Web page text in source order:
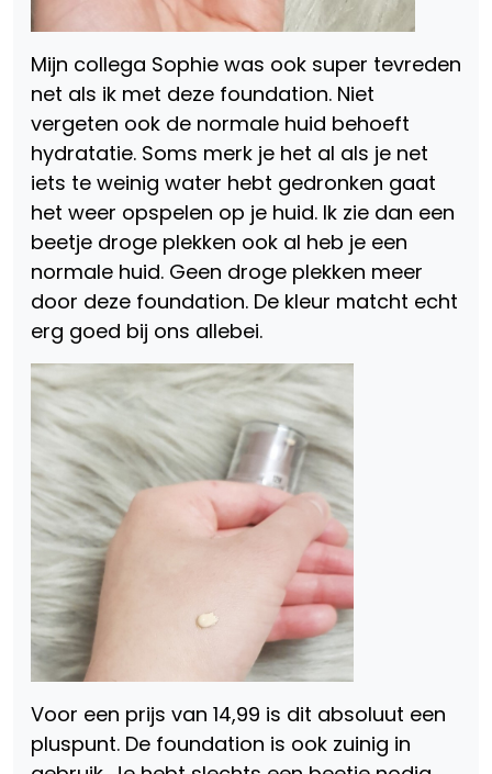
Mijn collega Sophie was ook super tevreden
net als ik met deze foundation. Niet
vergeten ook de normale huid behoeft
hydratatie. Soms merk je het al als je net
iets te weinig water hebt gedronken gaat
het weer opspelen op je huid. Ik zie dan een
beetje droge plekken ook al heb je een
normale huid. Geen droge plekken meer
door deze foundation. De kleur matcht echt
erg goed bij ons allebei.
Voor een prijs van 14,99 is dit absoluut een
pluspunt. De foundation is ook zuinig in